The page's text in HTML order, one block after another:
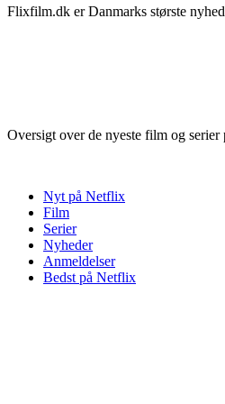
Flixfilm.dk er Danmarks største
Oversigt over de nyeste film og
Nyt på Netflix
Film
Serier
Nyheder
Anmeldelser
Bedst på Netflix